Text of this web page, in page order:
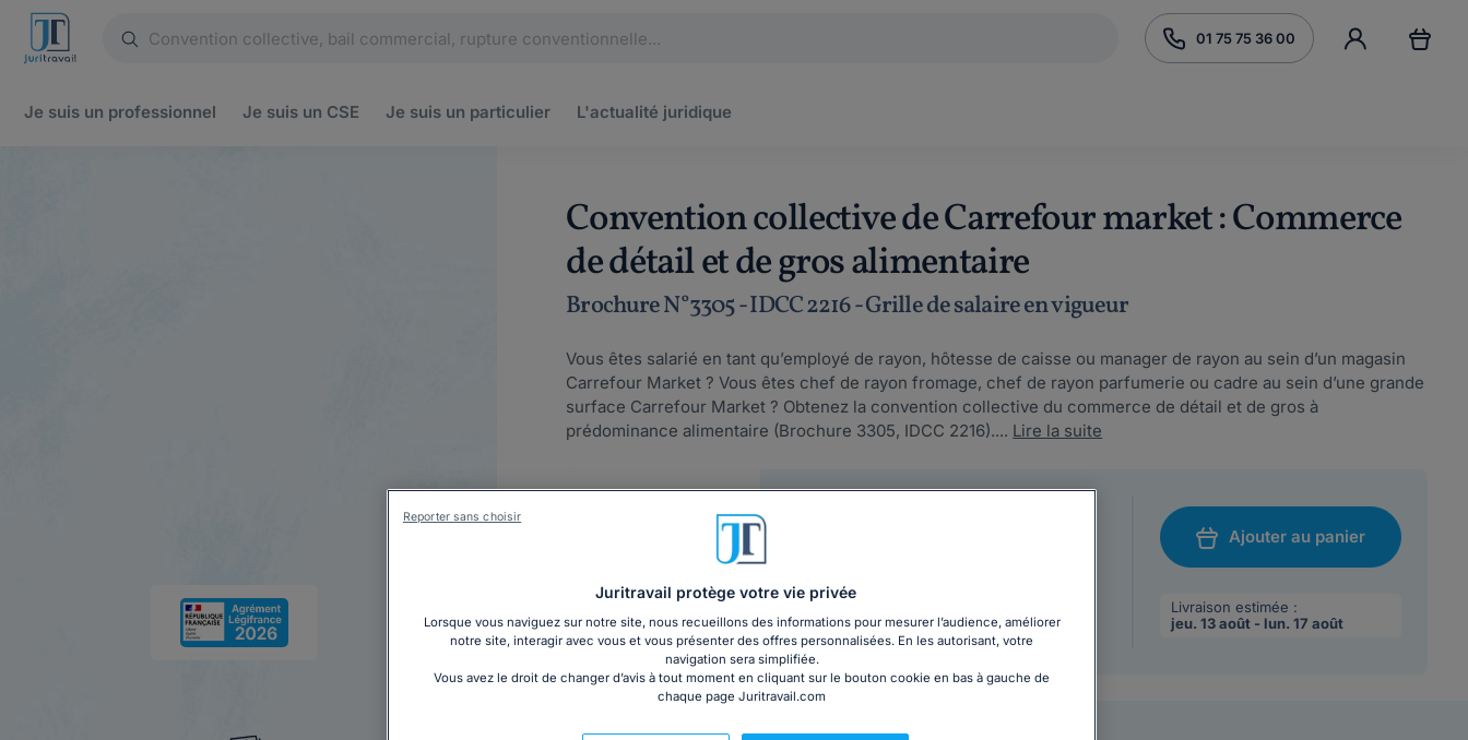
01 75 75 36 00
Je suis un professionnel Je suis un CSE Je suis un particulier L'actualité juridique
Convention collective de Carrefour market : Commerce
de détail et de gros alimentaire
Brochure N°3305 - IDCC 2216 - Grille de salaire en vigueur
Vous êtes salarié en tant qu’employé de rayon, hôtesse de caisse ou manager de rayon au sein d’un magasin
Carrefour Market ? Vous êtes chef de rayon fromage, chef de rayon parfumerie ou cadre au sein d’une grande
surface Carrefour Market ? Obtenez la convention collective du commerce de détail et de gros à
prédominance alimentaire (Brochure 3305, IDCC 2216).... Lire la suite
Livre + PDF
30,60€ TTC
Imprimé le jour de l'achat
Expédition en 24/48h max par
Chronopost
Ajouter au panier
Livraison estimée :
jeu. 13 août - lun. 17 août
Juritravail protège votre vie privée
Lorsque vous naviguez sur notre site, nous recueillons des informations pour mesurer l’audience, améliorer
notre site, interagir avec vous et vous présenter des offres personnalisées. En les autorisant, votre
navigation sera simplifiée.
Vous avez le droit de changer d’avis à tout moment en cliquant sur le bouton cookie en bas à gauche de
chaque page Juritravail.com
Reporter sans choisir